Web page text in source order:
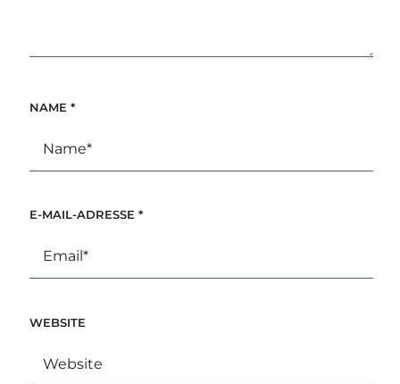
NAME *
E-MAIL-ADRESSE *
WEBSITE